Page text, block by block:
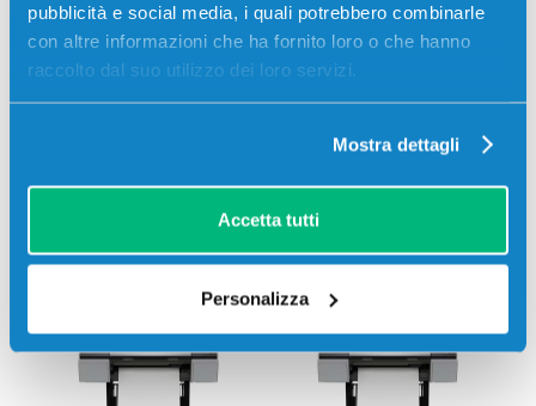
pubblicità e social media, i quali potrebbero combinarle
con altre informazioni che ha fornito loro o che hanno
raccolto dal suo utilizzo dei loro servizi.
Mostra dettagli
Accetta tutti
Personalizza